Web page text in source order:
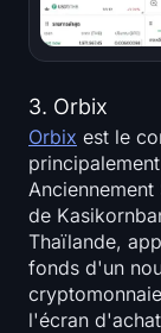
3. Orbix
Orbix est le
de
Thaïlande,
fonds d'un
l'écran